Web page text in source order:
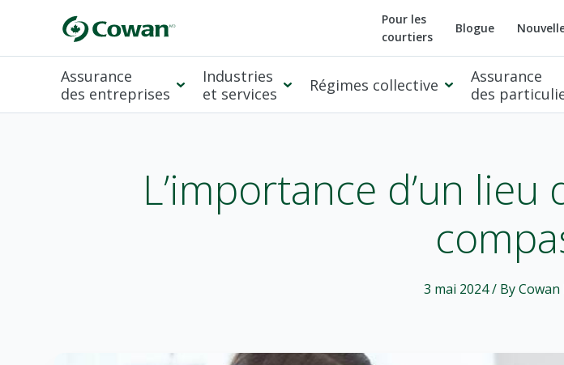
Pour les
courtiers
Blogue
Assurance
des entreprises
Industries
et services
Régimes collective
Assurance
des
L’importance d’un
3 mai 2024/ By